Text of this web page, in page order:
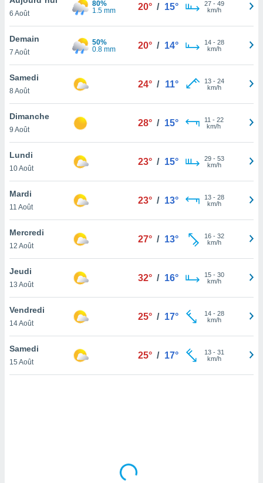
et
»,
au
vous
qu'ils
ou
le
ainsi
un
la
du
en
de
6 Août
80%
1.5 mm
20° / 15° 27- 49
km/h
Demain
7 Août
50%
0.8 mm
20° / 14° 14- 28
km/h
Samedi
8 Août
24° / 11° 13- 24
km/h
Dimanche
9 Août
28° / 15° 11 - 22
km/h
Lundi
10 Août
23° / 15° 29- 53
km/h
Mardi
11 Août
23° / 13° 13- 28
km/h
Mercredi
12 Août
27° / 13° 16- 32
km/h
Jeudi
13 Août
32° / 16° 15- 30
km/h
Vendredi
14 Août
25° / 17° 14- 28
km/h
Samedi
15 Août
25° / 17° 13- 31
km/h